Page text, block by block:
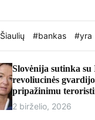
#bankas #yra
Slovėnija sutinka su
revoliucinės
pripažinimu
organizacija
2 birželio, 2026